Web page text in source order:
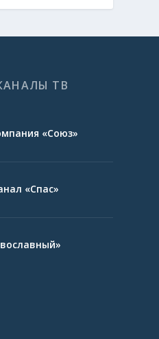
ТВ
«Союз»
«Спас»